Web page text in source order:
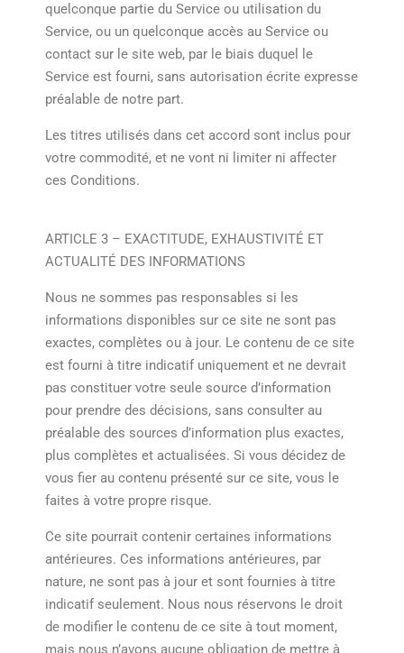
quelconque partie du Service ou utilisation du
Service, ou un quelconque accès au Service ou
contact sur le site web, par le biais duquel le
Service est fourni, sans autorisation écrite expresse
préalable de notre part.
Les titres utilisés dans cet accord sont inclus pour
votre commodité, et ne vont ni limiter ni affecter
ces Conditions.
ARTICLE 3 – EXACTITUDE, EXHAUSTIVITÉ ET
ACTUALITÉ DES INFORMATIONS
Nous ne sommes pas responsables si les
informations disponibles sur ce site ne sont pas
exactes, complètes ou à jour. Le contenu de ce site
est fourni à titre indicatif uniquement et ne devrait
pas constituer votre seule source d’information
pour prendre des décisions, sans consulter au
préalable des sources d’information plus exactes,
plus complètes et actualisées. Si vous décidez de
vous fier au contenu présenté sur ce site, vous le
faites à votre propre risque.
Ce site pourrait contenir certaines informations
antérieures. Ces informations antérieures, par
nature, ne sont pas à jour et sont fournies à titre
indicatif seulement. Nous nous réservons le droit
de modifier le contenu de ce site à tout moment,
mais nous n’avons aucune obligation de mettre à